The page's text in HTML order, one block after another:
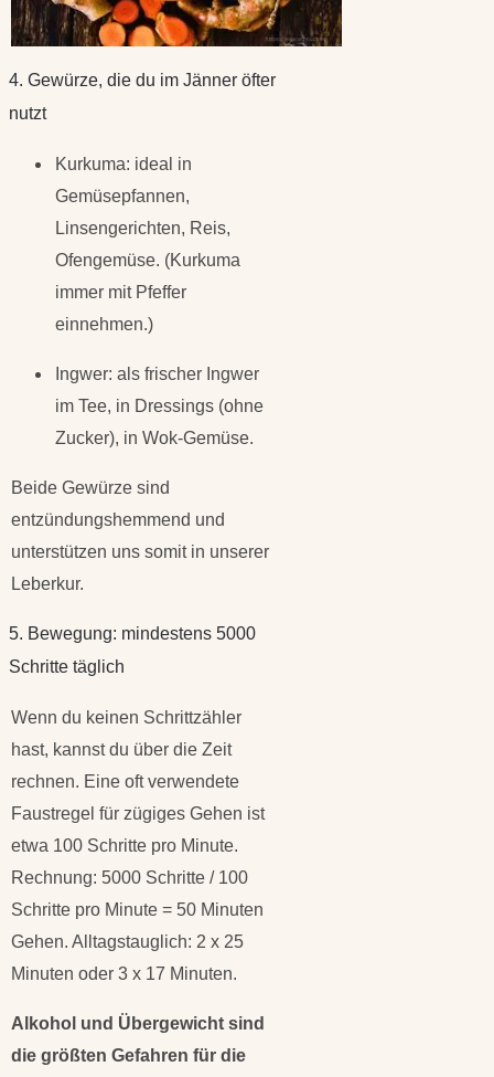
4. Gewürze, die du im Jänner öfter
nutzt
Kurkuma: ideal in
Gemüsepfannen,
Linsengerichten, Reis,
Ofengemüse. (Kurkuma
immer mit Pfeffer
einnehmen.)
Ingwer: als frischer Ingwer
im Tee, in Dressings (ohne
Zucker), in Wok-Gemüse.
Beide Gewürze sind
entzündungshemmend und
unterstützen uns somit in unserer
Leberkur.
5. Bewegung: mindestens 5000
Schritte täglich
Wenn du keinen Schrittzähler
hast, kannst du über die Zeit
rechnen. Eine oft verwendete
Faustregel für zügiges Gehen ist
etwa 100 Schritte pro Minute.
Rechnung: 5000 Schritte / 100
Schritte pro Minute = 50 Minuten
Gehen. Alltagstauglich: 2 x 25
Minuten oder 3 x 17 Minuten.
Alkohol und Übergewicht sind
die größten Gefahren für die